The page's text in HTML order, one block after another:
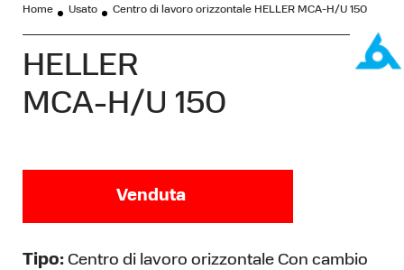
Home Usato Centro di lavoro orizzontale HELLER MCA-H/U 150
HELLER
MCA-H/U 150
Venduta
Tipo: Centro di lavoro orizzontale Con cambio